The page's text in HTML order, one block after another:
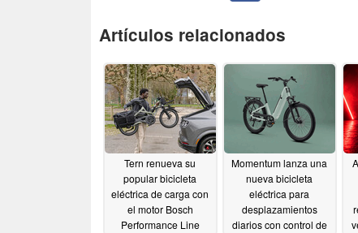
Artículos relacionados
Tern renueva su
popular bicicleta
eléctrica de carga con
el motor Bosch
Performance Line
Momentum lanza una
nueva bicicleta
eléctrica para
desplazamientos
diarios con control de